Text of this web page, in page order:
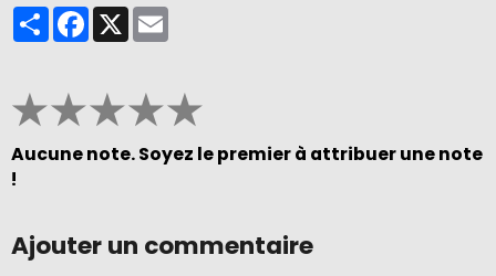
PartagerFacebook
X
★★★★★
Aucune note. Soyez le premier à attribuer une note
!
Ajouter un commentaire